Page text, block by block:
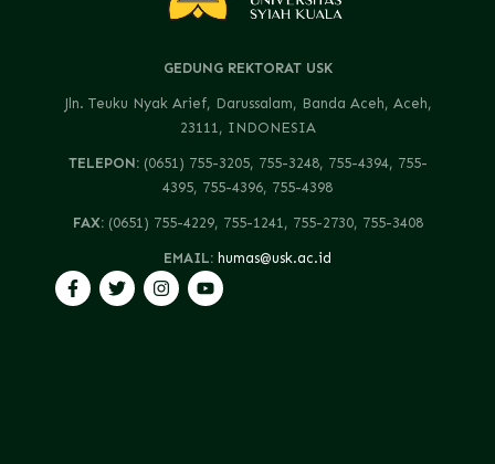
GEDUNG REKTORAT USK
Jln. Teuku Nyak Arief, Darussalam, Banda Aceh, Aceh,
23111, INDONESIA
TELEPON: (0651) 755-3205, 755-3248, 755-4394, 755-
4395, 755-4396, 755-4398
FAX: (0651) 755-4229, 755-1241, 755-2730, 755-3408
EMAIL: humas@usk.ac.id